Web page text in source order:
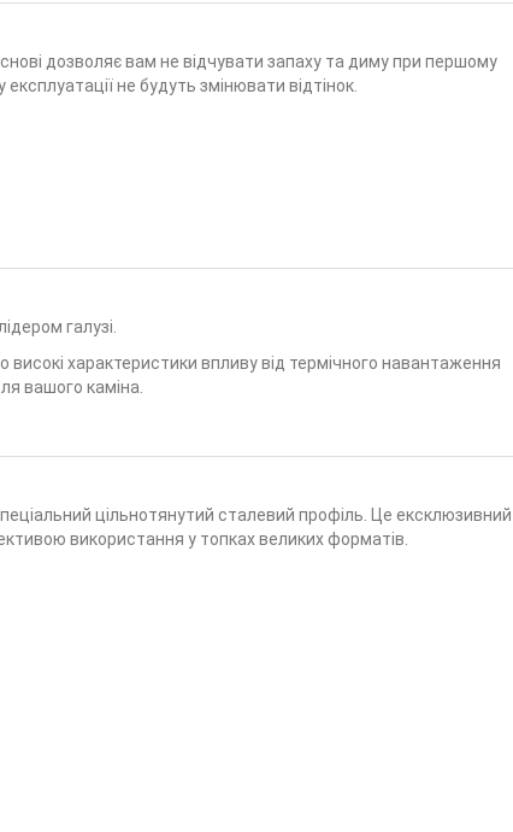
дозволяє вам не відчувати запаху та диму при першому
не будуть змінювати відтінок.
галузі.
характеристики впливу від термічного навантаження
вашого каміна.
цільнотянутий сталевий профіль. Це ексклюзивний
використання у топках великих форматів.